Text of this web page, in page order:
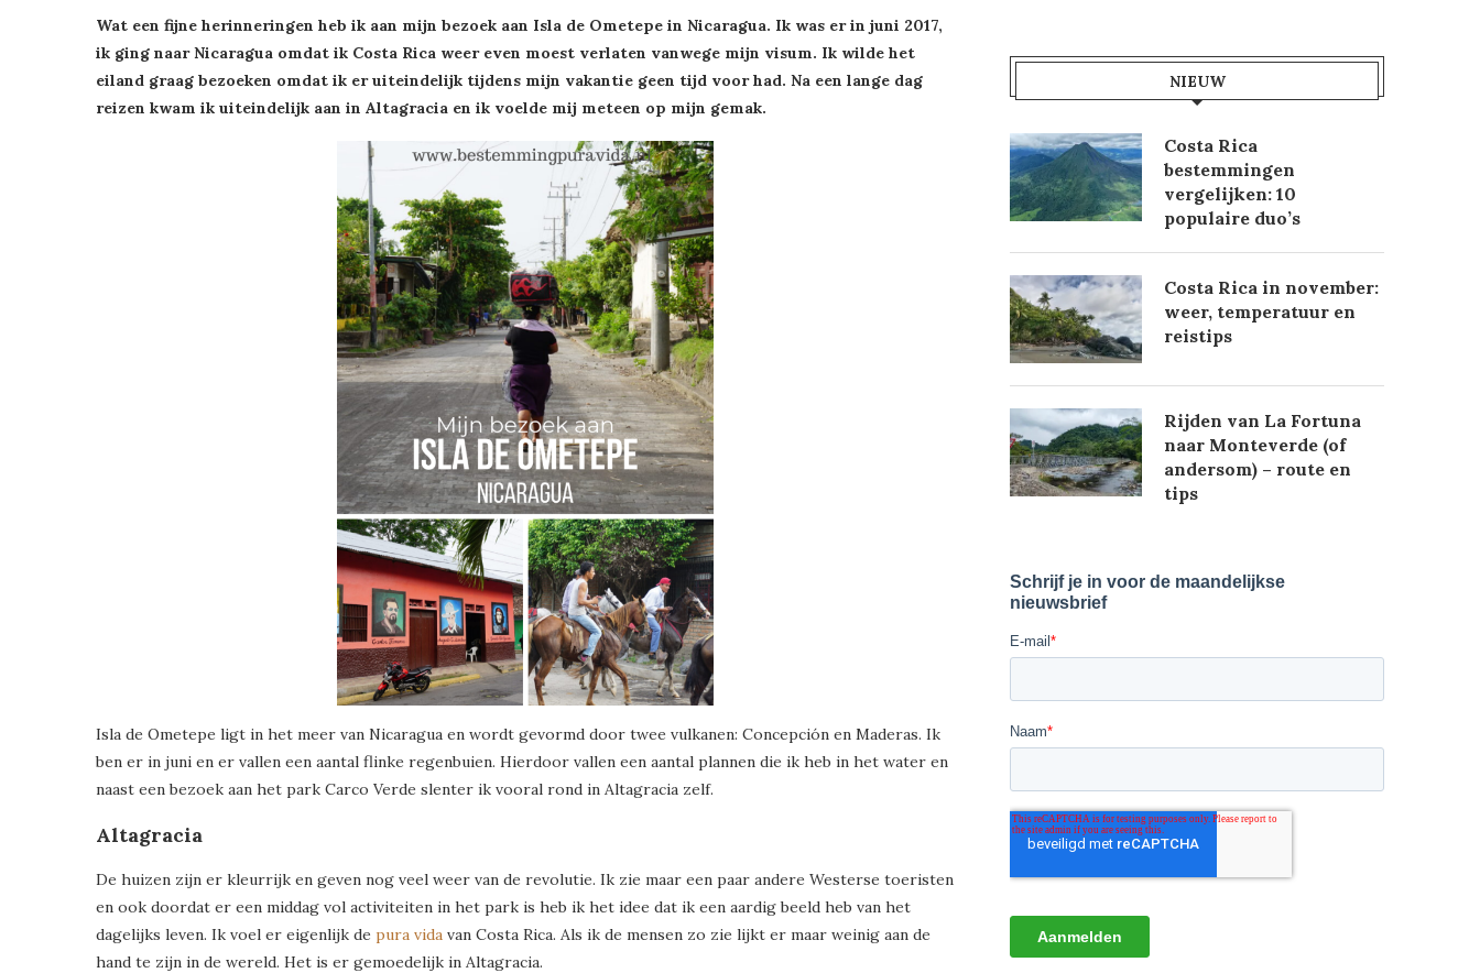
Wat een fijne herinneringen heb ik aan mijn bezoek aan Isla de Ometepe in Nicaragua. Ik was er in juni 2017,
ik ging naar Nicaragua omdat ik Costa Rica weer even moest verlaten vanwege mijn visum. Ik wilde het
eiland graag bezoeken omdat ik er uiteindelijk tijdens mijn vakantie geen tijd voor had. Na een lange dag
reizen kwam ik uiteindelijk aan in Altagracia en ik voelde mij meteen op mijn gemak.
Isla de Ometepe ligt in het meer van Nicaragua en wordt gevormd door twee vulkanen: Concepción en Maderas. Ik
ben er in juni en er vallen een aantal flinke regenbuien. Hierdoor vallen een aantal plannen die ik heb in het water en
naast een bezoek aan het park Carco Verde slenter ik vooral rond in Altagracia zelf.
Altagracia
De huizen zijn er kleurrijk en geven nog veel weer van de revolutie. Ik zie maar een paar andere Westerse toeristen
en ook doordat er een middag vol activiteiten in het park is heb ik het idee dat ik een aardig beeld heb van het
dagelijks leven. Ik voel er eigenlijk de pura vida van Costa Rica. Als ik de mensen zo zie lijkt er maar weinig aan de
hand te zijn in de wereld. Het is er gemoedelijk in Altagracia.
NIEUW
Costa Rica
bestemmingen
vergelijken: 10
populaire duo’s
Costa Rica in november:
weer, temperatuur en
reistips
Rijden van La Fortuna
naar Monteverde (of
andersom) – route en
tips